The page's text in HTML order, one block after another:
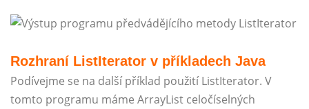
Rozhraní ListIterator v příkladech Java
Podívejme se na další příklad použití ListIterator. V
tomto programu máme ArrayList celočíselných